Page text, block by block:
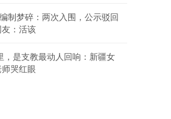
制梦碎：两次入围，公示驳回
：活该
，是支教最动人回响：新疆女
哭红眼